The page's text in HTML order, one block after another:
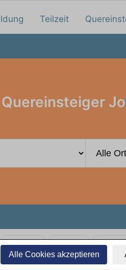
Alle Cookies akzeptieren
Teilzeit
Quereinsteiger